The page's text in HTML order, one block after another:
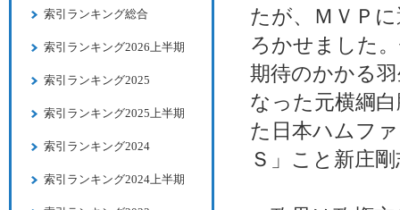
たが、ＭＶＰ
ろかせました
期待のかかる
なった元横綱
た日本ハムフ
Ｓ」こと新庄
索引ランキング総合
索引ランキング2026上半期
索引ランキング2025
索引ランキング2025上半期
索引ランキング2024
索引ランキング2024上半期